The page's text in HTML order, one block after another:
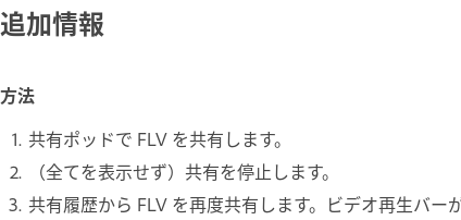
追加情報
方法
共有ポッドで FLV を共有します。
（全てを表示せず）共有を停止します。
共有履歴から FLV を再度共有します。ビデオ再生バー